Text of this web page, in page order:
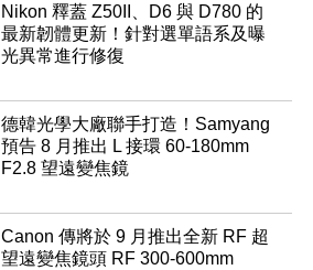
Nikon 釋蓋 Z50II、D6 與 D780 的
最新韌體更新！針對選單語系及曝
光異常進行修復
德韓光學大廠聯手打造！Samyang
預告 8 月推出 L 接環 60-180mm
F2.8 望遠變焦鏡
Canon 傳將於 9 月推出全新 RF 超
望遠變焦鏡頭 RF 300-600mm